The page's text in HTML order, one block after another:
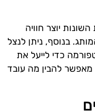
יוצר חוויה
בנוסף, ניתן לנצל
כדי לייעל את
מאפשר להבין מה עובד